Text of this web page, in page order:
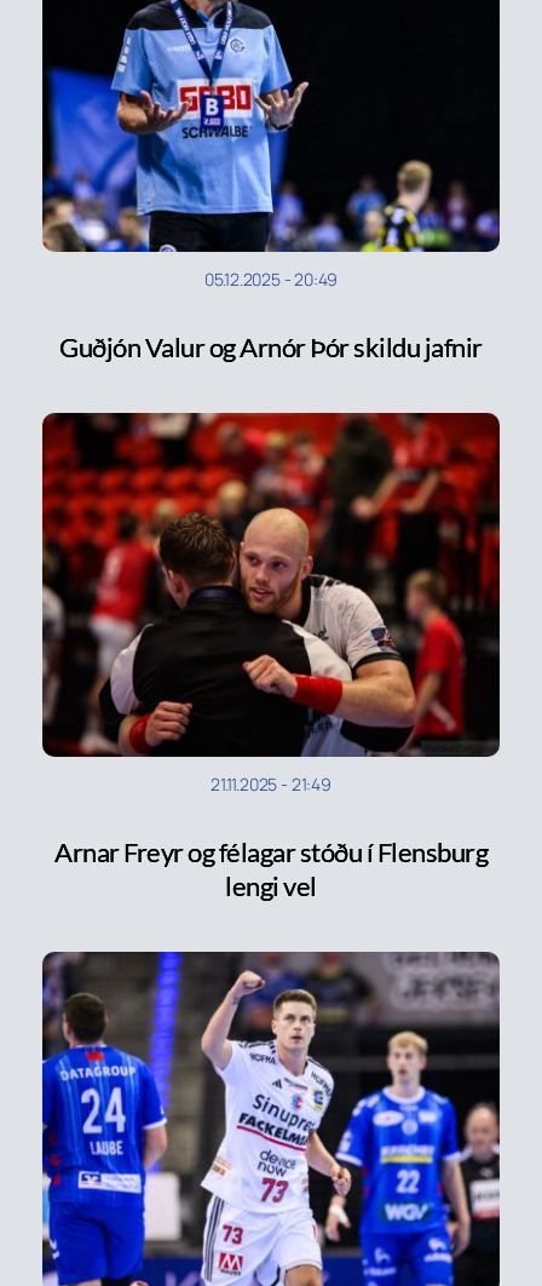
05.12.2025-20:49
Guðjón Valur og Arnór Þór skildu jafnir
21.11.2025 - 21:49
Arnar Freyr og félagar stóðu í Flensburg
lengi vel